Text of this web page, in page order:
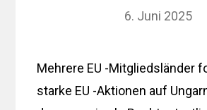
6. Juni 2025
Mehrere EU -Mitgliedsländer
starke EU -Aktionen auf